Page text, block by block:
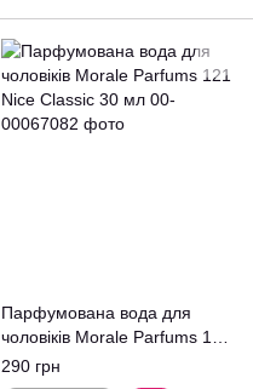
Парфумована вода для
чоловіків Morale Parfums 121
Nice Classic 30 мл
290 грн